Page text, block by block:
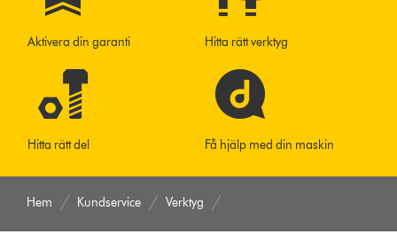
Aktivera din garanti Hitta rätt verktyg
Hitta rätt del Få hjälp med din maskin
Hem Kundservice Verktyg